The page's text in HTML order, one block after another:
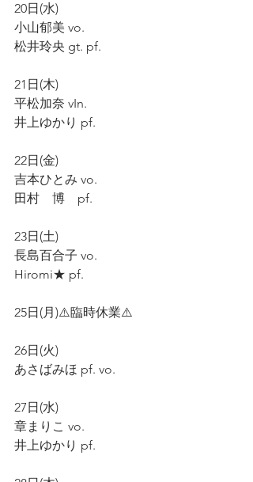
20日(水)
小山郁美 vo.
松井玲央 gt. pf.
21日(木)
平松加奈 vIn.
井上ゆかり pf.
22日(金)
吉本ひとみ vo.
田村　博　pf.
23日(土)
長島百合子 vo.
Hiromi★ pf.
25日(月)⚠️臨時休業⚠️
26日(火)
あさばみほ pf. vo.
27日(水)
章まりこ vo.
井上ゆかり pf.